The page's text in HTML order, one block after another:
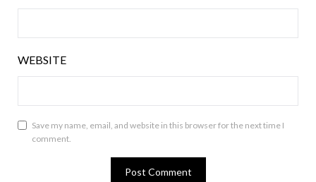
WEBSITE
Save my name, email, and website in this browser for the next time I
comment.